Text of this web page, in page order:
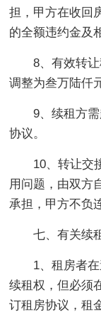
担，甲方在收回
的全额违约金及
8、有效转
调整为叁万陆仟
9、续租方
协议。
10、转让交
用问题，由双方
承担，甲方不负
七、有关续
1、租房者
续租权，但必须
订租房协议，租